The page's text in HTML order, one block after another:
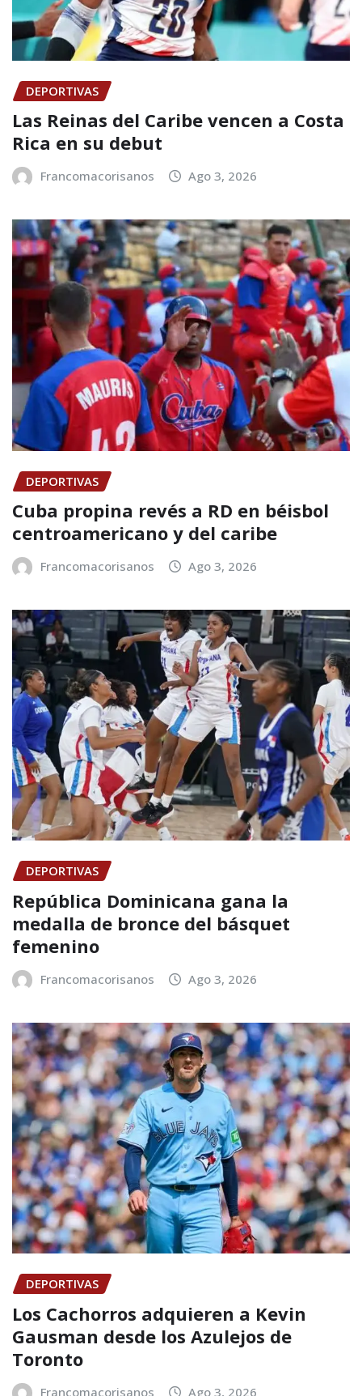
DEPORTIVAS
Las Reinas del Caribe vencen a Costa
Rica en su debut
Francomacorisanos Ago 3, 2026
DEPORTIVAS
Cuba propina revés a RD en béisbol
centroamericano y del caribe
Francomacorisanos Ago 3, 2026
DEPORTIVAS
República Dominicana gana la
medalla de bronce del básquet
femenino
Francomacorisanos Ago 3, 2026
DEPORTIVAS
Los Cachorros adquieren a Kevin
Gausman desde los Azulejos de
Toronto
Francomacorisanos Ago 3, 2026